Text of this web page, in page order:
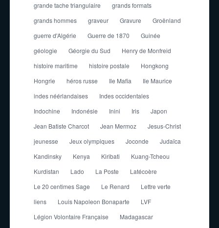
grande tache triangulaire
grands formats
grands hommes
graveur Gravure
Groënland
guerre d'Algérie
Guerre de 1870
Guinée
géologie
Géorgie du Sud
Henry de Monfreid
histoire maritime
histoire postale
Hongkong
Hongrie
héros russe Ile Mafia
Ile Maurice
indes néérlandaises
Indes occidentales
Indochine
Indonésie Inini Iris
Japon
Jean Batiste Charcot
Jean Mermoz
Jesus-Christ
jeunesse
Jeux olympiques Joconde
Judaïca
Kandinsky
Kenya Kiribati
Kuang-Tcheou
Kurdistan
Lado La Poste
Latécoère
Le 20 centimes Sage
Le Renard
Lettre verte
liens
Louis Napoleon Bonaparte
LVF
Légion Volontaire Française
Madagascar